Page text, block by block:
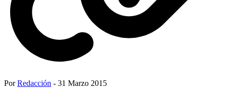
PorRedacción - 31 Marzo 2015